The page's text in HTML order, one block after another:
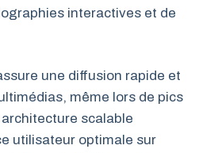
interactives et de
une diffusion rapide et
même lors de pics
scalable
utilisateur optimale sur